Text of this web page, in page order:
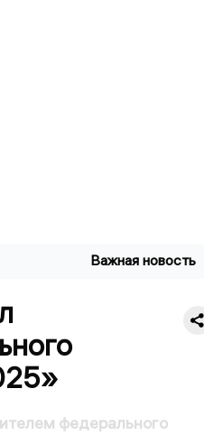
Важная новость
федерального